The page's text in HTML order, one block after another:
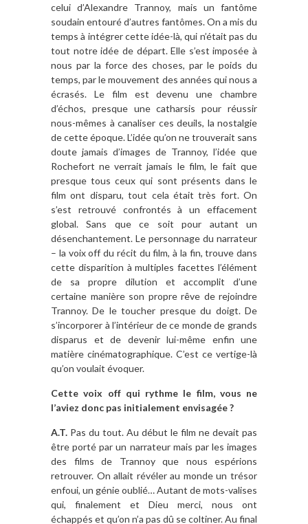
celui d’Alexandre Trannoy, mais un fantôme
soudain entouré d’autres fantômes. On a mis du
temps à intégrer cette idée-là, qui n’était pas du
tout notre idée de départ. Elle s’est imposée à
nous par la force des choses, par le poids du
temps, par le mouvement des années qui nous a
écrasés. Le film est devenu une chambre
d’échos, presque une catharsis pour réussir
nous-mêmes à canaliser ces deuils, la nostalgie
de cette époque. L’idée qu’on ne trouverait sans
doute jamais d’images de Trannoy, l’idée que
Rochefort ne verrait jamais le film, le fait que
presque tous ceux qui sont présents dans le
film ont disparu, tout cela était très fort. On
s’est retrouvé confrontés à un effacement
global. Sans que ce soit pour autant un
désenchantement. Le personnage du narrateur
– la voix off du récit du film, à la fin, trouve dans
cette disparition à multiples facettes l’élément
de sa propre dilution et accomplit d’une
certaine manière son propre rêve de rejoindre
Trannoy. De le toucher presque du doigt. De
s’incorporer à l’intérieur de ce monde de grands
disparus et de devenir lui-même enfin une
matière cinématographique. C’est ce vertige-là
qu’on voulait évoquer.
Cette voix off qui rythme le film, vous ne
l’aviez donc pas initialement envisagée ?
A.T. Pas du tout. Au début le film ne devait pas
être porté par un narrateur mais par les images
des films de Trannoy que nous espérions
retrouver. On allait révéler au monde un trésor
enfoui, un génie oublié… Autant de mots-valises
qui, finalement et Dieu merci, nous ont
échappés et qu’on n’a pas dû se coltiner. Au final